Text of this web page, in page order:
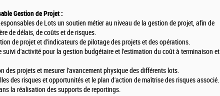
Gestion de Projet :
de Lots un soutien métier au niveau de la gestion de projet, afin de
de délais, de coûts et de risques.
de projet et d'indicateurs de pilotage des projets et des opérations.
suivi d'activité pour la gestion budgétaire et l'estimation du coût à terminaison et
des projets et mesurer l'avancement physique des différents lots.
des risques et opportunités et le plan d'action de maîtrise des risques associé.
la réalisation des supports de reportings.